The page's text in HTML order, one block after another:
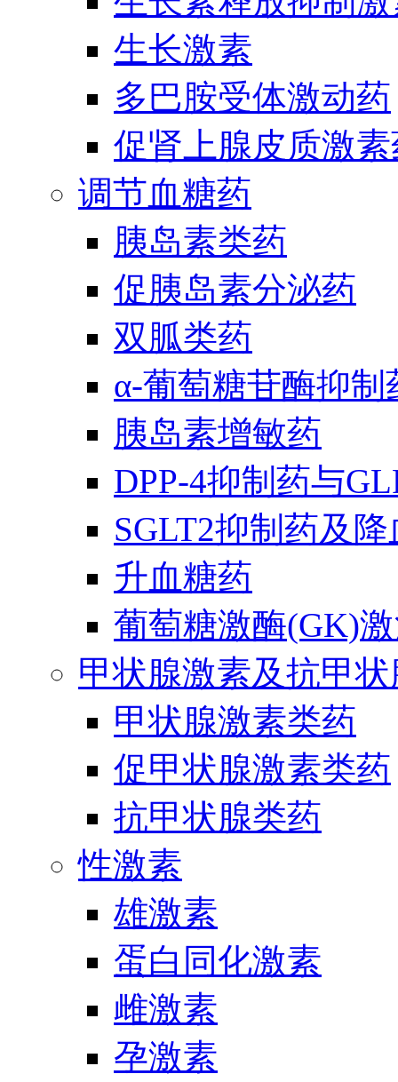
生长激素
多巴胺受体激动药
促肾上腺皮质激
调节血糖药
胰岛素类药
促胰岛素分泌药
双胍类药
α-葡萄糖苷酶抑制
胰岛素增敏药
DPP-4抑制药与
SGLT2抑制药及
升血糖药
葡萄糖激酶(GK)
甲状腺激素及抗甲
甲状腺激素类药
促甲状腺激素类药
抗甲状腺类药
性激素
雄激素
蛋白同化激素
雌激素
孕激素